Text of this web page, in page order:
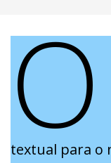
O
textual para o